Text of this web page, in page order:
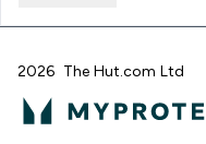
2026 The Hut.com Ltd